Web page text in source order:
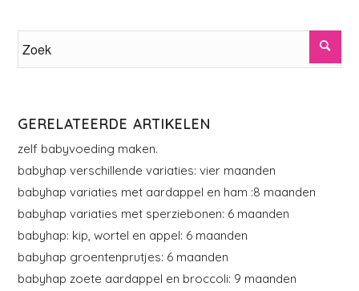
GERELATEERDE ARTIKELEN
zelf babyvoeding maken.
babyhap verschillende variaties: vier maanden
babyhap variaties met aardappel en ham :8 maanden
babyhap variaties met sperziebonen: 6 maanden
babyhap: kip, wortel en appel: 6 maanden
babyhap groentenprutjes: 6 maanden
babyhap zoete aardappel en broccoli: 9 maanden